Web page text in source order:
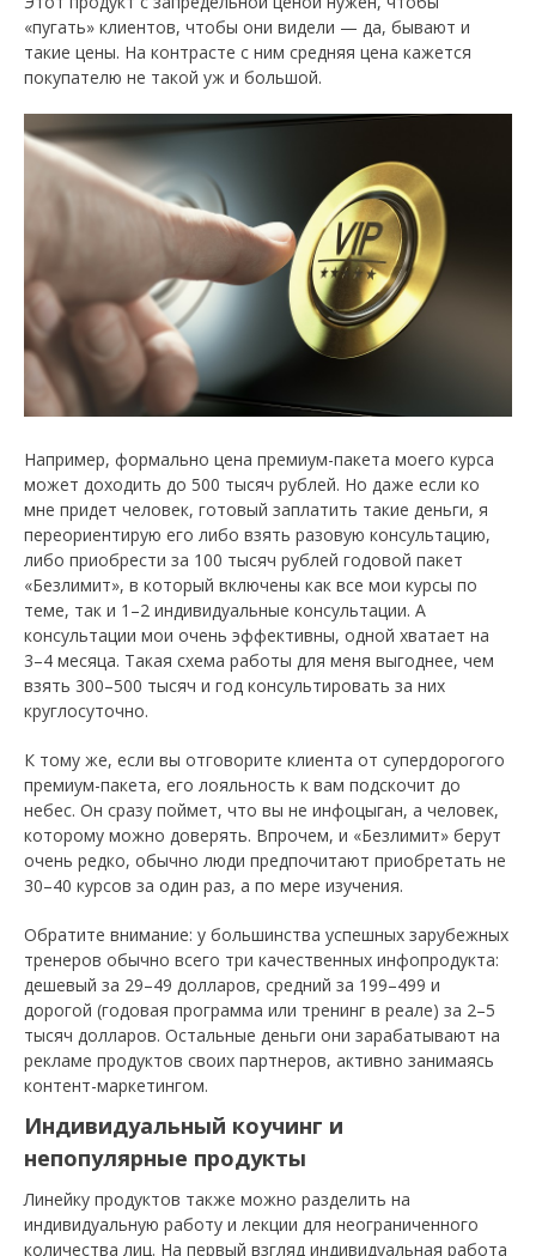
«пугать» клиентов, чтобы они видели — да, бывают и
такие цены. На контрасте с ним средняя цена кажется
покупателю не такой уж и большой.
Например, формально цена премиум-пакета моего курса
может доходить до 500 тысяч рублей. Но даже если ко
мне придет человек, готовый заплатить такие деньги, я
переориентирую его либо взять разовую консультацию,
либо приобрести за 100 тысяч рублей годовой пакет
«Безлимит», в который включены как все мои курсы по
теме, так и 1–2 индивидуальные консультации. А
консультации мои очень эффективны, одной хватает на
3–4 месяца. Такая схема работы для меня выгоднее, чем
взять 300–500 тысяч и год консультировать за них
круглосуточно.
К тому же, если вы отговорите клиента от супердорогого
премиум-пакета, его лояльность к вам подскочит до
небес. Он сразу поймет, что вы не инфоцыган, а человек,
которому можно доверять. Впрочем, и «Безлимит» берут
очень редко, обычно люди предпочитают приобретать не
30–40 курсов за один раз, а по мере изучения.
Обратите внимание: у большинства успешных зарубежных
тренеров обычно всего три качественных инфопродукта:
дешевый за 29–49 долларов, средний за 199–499 и
дорогой (годовая программа или тренинг в реале) за 2–5
тысяч долларов. Остальные деньги они зарабатывают на
рекламе продуктов своих партнеров, активно занимаясь
контент-маркетингом.
Индивидуальный коучинг и
непопулярные продукты
Линейку продуктов также можно разделить на
индивидуальную работу и лекции для неограниченного
количества лиц. На первый взгляд индивидуальная работа